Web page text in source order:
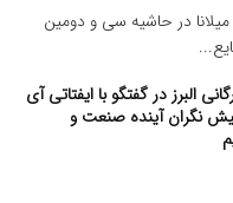
در حاشیه سی و دومین
البرز در گفتگو با ایفتاتی آی
نگران آینده صنعت و